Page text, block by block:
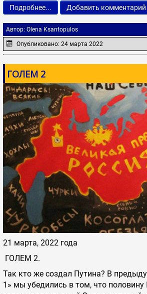
Подробнее... Добавить комментарий
Автор: Olena Ksantopulos
Опубликовано: 24 марта 2022
ГОЛЕМ 2
21 марта, 2022 года
ГОЛЕМ 2.
Так кто же создал Путина? В
1» мы убедились в том, что половину